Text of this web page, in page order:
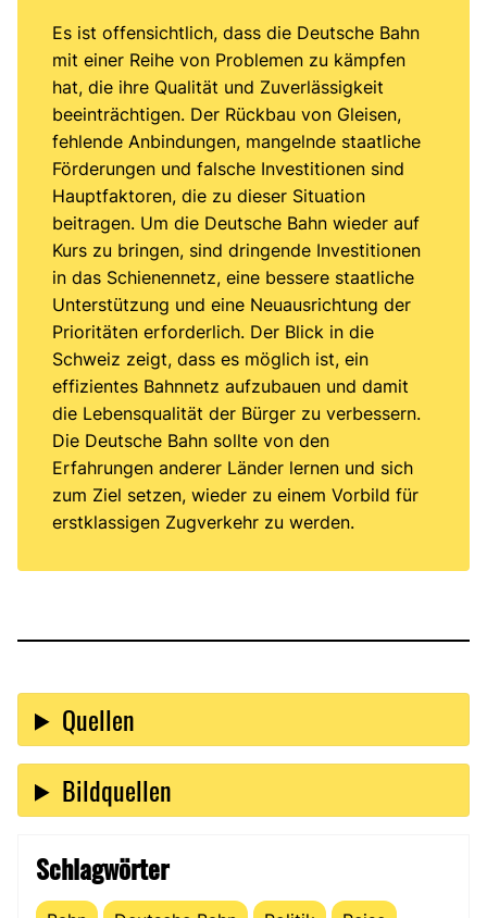
Es ist offensichtlich, dass die Deutsche Bahn
mit einer Reihe von Problemen zu kämpfen
hat, die ihre Qualität und Zuverlässigkeit
beeinträchtigen. Der Rückbau von Gleisen,
fehlende Anbindungen, mangelnde staatliche
Förderungen und falsche Investitionen sind
Hauptfaktoren, die zu dieser Situation
beitragen. Um die Deutsche Bahn wieder auf
Kurs zu bringen, sind dringende Investitionen
in das Schienennetz, eine bessere staatliche
Unterstützung und eine Neuausrichtung der
Prioritäten erforderlich. Der Blick in die
Schweiz zeigt, dass es möglich ist, ein
effizientes Bahnnetz aufzubauen und damit
die Lebensqualität der Bürger zu verbessern.
Die Deutsche Bahn sollte von den
Erfahrungen anderer Länder lernen und sich
zum Ziel setzen, wieder zu einem Vorbild für
erstklassigen Zugverkehr zu werden.
Quellen
Bildquellen
Schlagwörter